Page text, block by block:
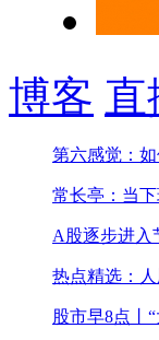
博客 直
第六感觉：
常长亭：当
A股逐步进入
热点精选：
股市早8点丨